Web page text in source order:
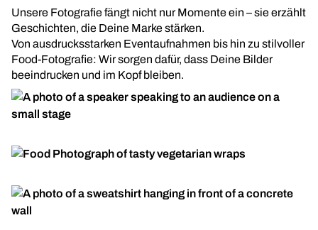
Unsere Fotografie fängt nicht nur Momente ein – sie erzählt
Geschichten, die Deine Marke stärken.
Von ausdrucksstarken Eventaufnahmen bis hin zu stilvoller
Food-Fotografie: Wir sorgen dafür, dass Deine Bilder
beeindrucken und im Kopf bleiben.